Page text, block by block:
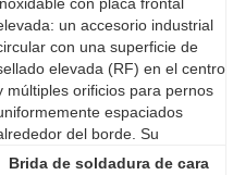
Brida de soldadura de cara